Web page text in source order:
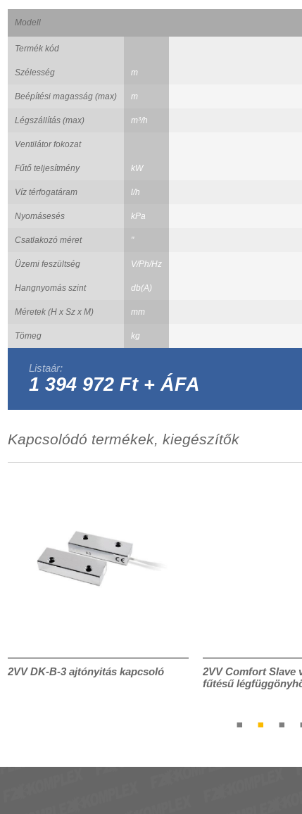
Modell
Termék kód
Szélesség m
Beépítési magasság (max) m
Légszállítás (max) m³/h
Ventilátor fokozat
Fűtő teljesítmény kW
Víz térfogatáram l/h
Nyomásesés kPa
Csatlakozó méret "
Üzemi feszültség V/Ph/Hz
Hangnyomás szint db(A)
Méretek (H x Sz x M) mm
Tömeg kg
Listaár:
1 394 972 Ft + ÁFA
Kapcsolódó termékek, kiegészítők
2VV DK-B-3 ajtónyitás kapcsoló
2VV Comfort Slave
fűtésű